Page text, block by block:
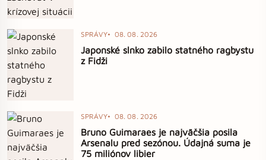
SPRÁVY 08. 08. 2026
Japonské slnko zabilo statného ragbystu
z Fidži
SPRÁVY 08. 08. 2026
Bruno Guimaraes je najväčšia posila
Arsenalu pred sezónou. Údajná suma je
75 miliónov libier